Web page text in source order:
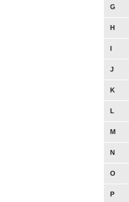
G
H
I
J
K
L
M
N
O
P